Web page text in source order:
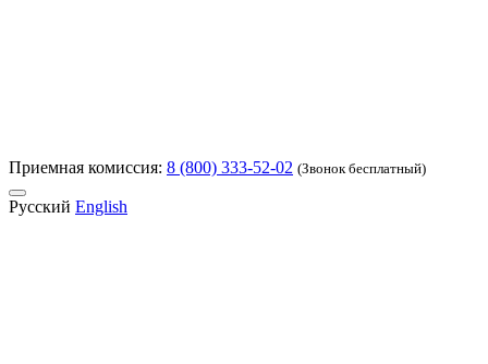
Приемная комиссия: 8 (800) 333-52-02 (Звонок бесплатный)
Русский English